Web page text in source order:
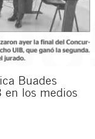
Buades
en los medios